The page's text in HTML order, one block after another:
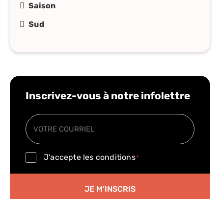
Saison
Sud
Inscrivez-vous à notre infolettre
Courriel
*
Consentement
J’accepte les conditions*